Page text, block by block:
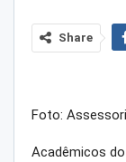
Share
Foto:
Acadêmicos